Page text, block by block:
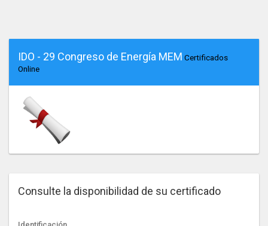
IDO - 29 Congreso de Energía MEM Certificados
Online
Consulte la disponibilidad de su certificado